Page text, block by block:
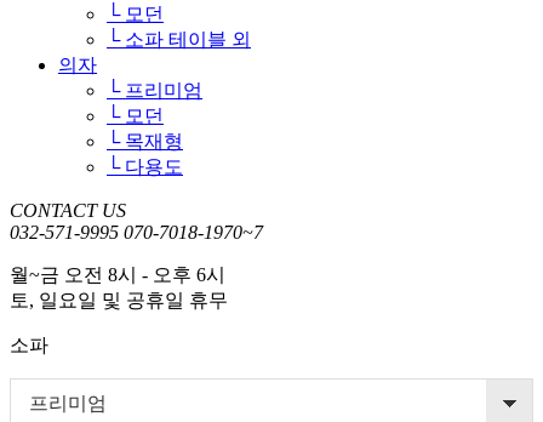
└ 모던
└ 소파 테이블 외
의자
└ 프리미엄
└ 모던
└ 목재형
└ 다용도
CONTACT US
032-571-9995 070-7018-1970~7
월~금 오전 8시 - 오후 6시
토, 일요일 및 공휴일 휴무
소파
프리미엄